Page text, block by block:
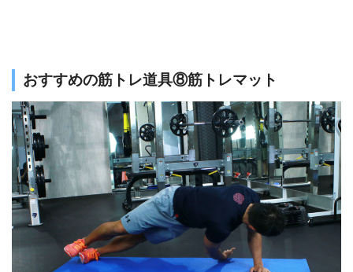
おすすめの筋トレ道具⑧筋トレマット